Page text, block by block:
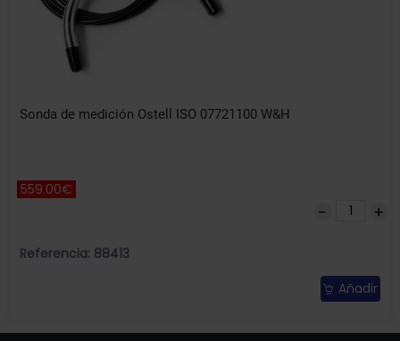
Sonda de medición Ostell ISO 07721100 W&H
559.00€
Referencia: 88413
Añadir